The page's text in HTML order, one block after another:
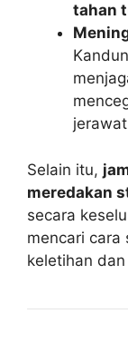
tahan
Selain itu,
meredakan
secara
mencari cara
keletihan